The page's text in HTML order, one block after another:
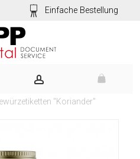
Einfache Bestellung
"Koriander"